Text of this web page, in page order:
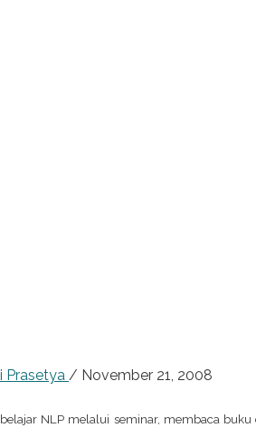
Prasetya / November 21, 2008
NLP melalui seminar, membaca